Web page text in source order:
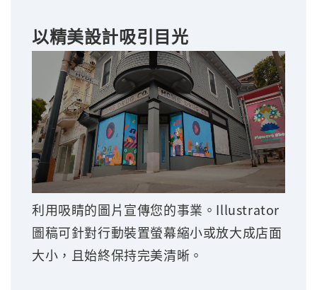
以精美設計吸引目光
利用吸睛的圖片宣傳您的事業。Illustrator
圖稿可針對行動裝置螢幕縮小或放大成店面
大小，且始終保持完美清晰。